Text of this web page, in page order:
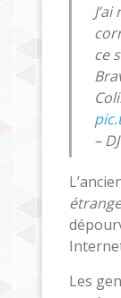
ce
–
Les